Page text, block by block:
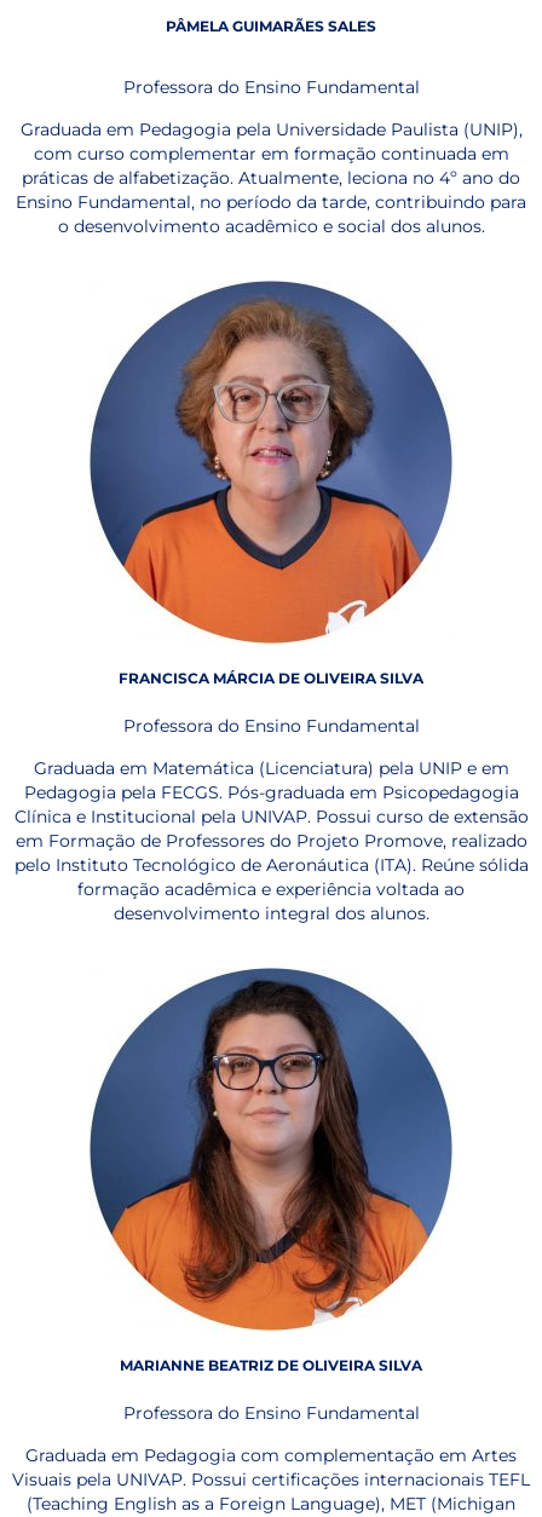
PÂMELA GUIMARÃES SALES
Professora do Ensino Fundamental
Graduada em Pedagogia pela Universidade Paulista (UNIP),
com curso complementar em formação continuada em
práticas de alfabetização. Atualmente, leciona no 4º ano do
Ensino Fundamental, no período da tarde, contribuindo para
o desenvolvimento acadêmico e social dos alunos.
FRANCISCA MÁRCIA DE OLIVEIRA SILVA
Professora do Ensino Fundamental
Graduada em Matemática (Licenciatura) pela UNIP e em
Pedagogia pela FECGS. Pós-graduada em Psicopedagogia
Clínica e Institucional pela UNIVAP. Possui curso de extensão
em Formação de Professores do Projeto Promove, realizado
pelo Instituto Tecnológico de Aeronáutica (ITA). Reúne sólida
formação acadêmica e experiência voltada ao
desenvolvimento integral dos alunos.
MARIANNE BEATRIZ DE OLIVEIRA SILVA
Professora do Ensino Fundamental
Graduada em Pedagogia com complementação em Artes
Visuais pela UNIVAP. Possui certificações internacionais TEFL
(Teaching English as a Foreign Language), MET (Michigan